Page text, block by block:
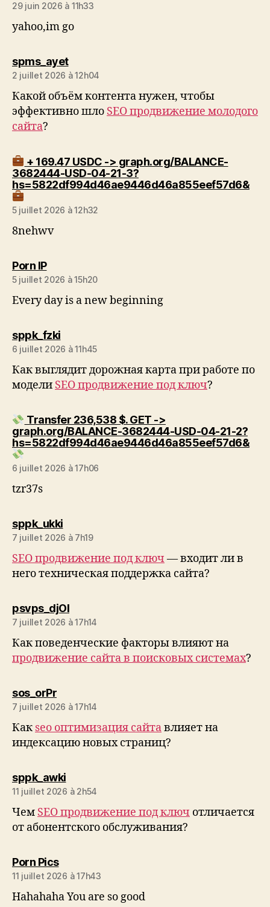
29 juin 2026 à 11h33
yahoo,im go
spms_ayetdit :
2 juillet 2026 à 12h04
Какой объём контента нужен, чтобы
эффективно шло SEO продвижение молодого
сайта?
+ 169.47 USDC -> graph.org/BALANCE-
3682444-USD-04-21-3?
hs=5822df994d46ae9446d46a855eef57d6&
5 juillet 2026 à 12h32
8nehwv
Porn IPdit :
5 juillet 2026 à 15h20
Every day is a new beginning
sppk_fzkidit :
6 juillet 2026 à 11h45
Как выглядит дорожная карта при работе по
модели SEO продвижение под ключ?
Transfer 236,538 $. GET ->
graph.org/BALANCE-3682444-USD-04-21-2?
hs=5822df994d46ae9446d46a855eef57d6&
6 juillet 2026 à 17h06
tzr37s
sppk_ukkidit :
7 juillet 2026 à 7h19
SEO продвижение под ключ — входит ли в
него техническая поддержка сайта?
psvps_djOldit :
7 juillet 2026 à 17h14
Как поведенческие факторы влияют на
продвижение сайта в поисковых системах?
sos_orPrdit :
7 juillet 2026 à 17h14
Как seo оптимизация сайтавлияет на
индексацию новых страниц?
sppk_awkidit :
11 juillet 2026 à 2h54
Чем SEO продвижение под ключ отличается
от абонентского обслуживания?
Porn Picsdit :
11 juillet 2026 à 17h43
Hahahaha You are so good